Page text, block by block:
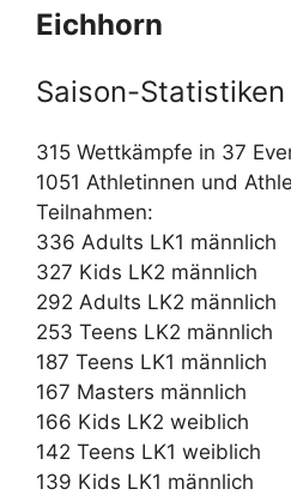
Eichhorn
Saison-Statistiken
315 Wettkämpfe in 37
1051 Athletinnen und
Teilnahmen:
336 Adults LK1 männlich
327 Kids LK2 männlich
292 Adults LK2 männlich
253 Teens LK2 männlich
187 Teens LK1 männlich
167 Masters männlich
166 Kids LK2 weiblich
142 Teens LK1 weiblich
139 Kids LK1 männlich